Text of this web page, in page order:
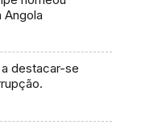
Angola
destacar-se